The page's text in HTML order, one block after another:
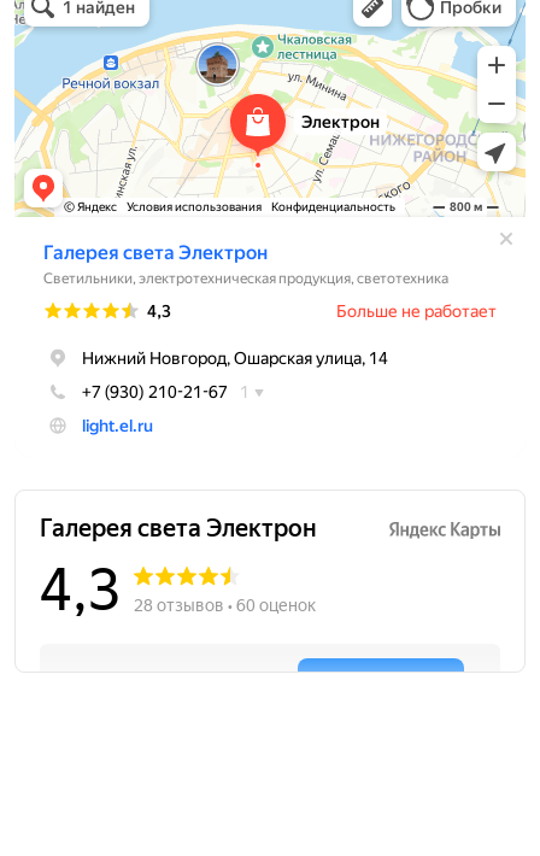
Светильники в Нижнем Новгороде
Электротехническая продукция в Нижнем Новгороде